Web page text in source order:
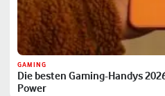
GAMING
Die besten Gaming-Handys
Power